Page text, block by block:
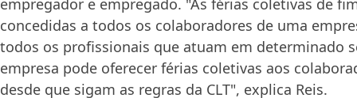
empregador e empregado. "As férias coletivas de
concedidas a todos os colaboradores de uma
todos os profissionais que atuam em determinado
empresa pode oferecer férias coletivas aos
desde que sigam as regras da CLT", explica Reis.